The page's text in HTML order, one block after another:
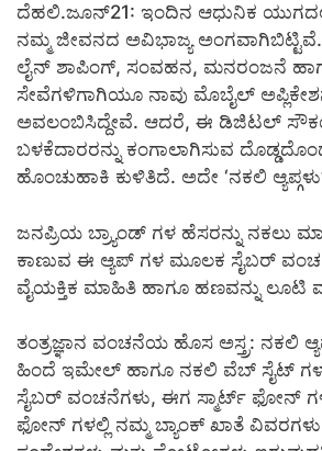
ದೆಹಲಿ.ಜೂನ್21: ಇಂದಿನ ಆಧುನಿಕ
ನಮ್ಮ ಜೀವನದ ಅವಿಭಾಜ್ಯ
ಲೈನ್ ಶಾಪಿಂಗ್, ಸಂವಹನ, ಮನರಂಜನೆ
ಸೇವೆಗಳಿಗಾಗಿಯೂ ನಾವು ಮೊಬೈಲ್
ಅವಲಂಬಿಸಿದ್ದೇವೆ. ಆದರೆ, ಈ ಡಿಜಿಟಲ್
ಬಳಕೆದಾರರನ್ನು ಕಂಗಾಲಾಗಿಸುವ
ಹೊಂಚುಹಾಕಿ ಕುಳಿತಿದೆ. ಅದೇ ‘ನಕಲಿ
ಜನಪ್ರಿಯ ಬ್ರ್ಯಾಂಡ್ ಗಳ ಹೆಸರನ್ನು
ಕಾಣುವ ಈ ಆ್ಯಪ್ ಗಳ ಮೂಲಕ ಸೈಬರ್
ವೈಯಕ್ತಿಕ ಮಾಹಿತಿ ಹಾಗೂ ಹಣವನ್ನು ಲೂಟಿ
ತಂತ್ರಜ್ಞಾನ ವಂಚನೆಯ ಹೊಸ ಅಸ್ತ್ರ: ನಕಲಿ
ಹಿಂದೆ ಇಮೇಲ್ ಹಾಗೂ ನಕಲಿ ವೆಬ್ ಸೈಟ್ ಗಳ
ಸೈಬರ್ ವಂಚನೆಗಳು, ಈಗ ಸ್ಮಾರ್ಟ್ ಫೋನ್
ಫೋನ್ ಗಳಲ್ಲಿ ನಮ್ಮ ಬ್ಯಾಂಕ್ ಖಾತೆ